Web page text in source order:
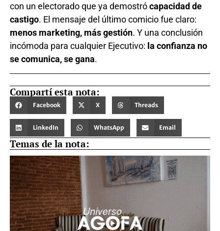
con un electorado que ya demostrócapacidad de
castigo. El mensaje del último comicio fue claro:
menos marketing, más gestión. Y una conclusión
incómoda para cualquier Ejecutivo: la confianza no
se comunica, se gana.
Compartí esta nota:
Facebook X Threads
LinkedIn WhatsApp Email
Temas de la nota: